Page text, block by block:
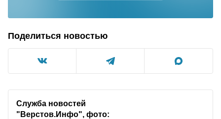
Поделиться новостью
Служба новостей
"Верстов.Инфо", фото: